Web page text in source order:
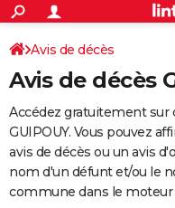
ACTUALITÉS
Politique
Société
Faits Divers
Education
Monde
Villes
+
SPORT
Coupe du monde 2026
Football
Tennis
Cyclisme
Rugby
Forum
Programme TV
TNT
Streaming
Cinéma
Sorties cinéma
Musique
+
FINANCE
Retraite
Epargne
Immobilier
Risques naturels par ville
Banque
Assurance
AUTO
Essais
Réserver un essai
Citadines
Berlines
SUV
Forum auto
+
Avis de décès
Avis de décès
Accédez gratuitement sur
GUIPOUY. Vous pouvez
avis de décès ou un avis
nom d'un défunt et/ou le
commune dans le moteur